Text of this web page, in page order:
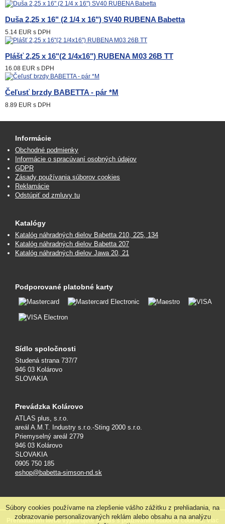
Duša 2,25 x 16" (2 1/4 x 16") SV40 RUBENA Babetta
5.14 EUR s DPH
Plášť 2,25 x 16"(2 1/4x16") RUBENA M03 26B TT
16.08 EUR s DPH
Čeľusť brzdy BABETTA - pár *M
8.89 EUR s DPH
Informácie
Obchodné podmienky
Informácie o spracúvaní osobných údajov
GDPR
Zásady používania súborov cookies
Reklamácie
Odstúpiť od zmluvy tu
Katalógy
Katalóg náhradných dielov Babetta 210, 225, 134
Katalóg náhradných dielov Babetta 207
Katalóg náhradných dielov Jawa 20, 21
Podporované platobné karty
Sídlo spoločnosti
Studená strana 737/7
946 03 Kolárovo
SLOVAKIA
Prevádzka Kolárovo
ATLAS plus, s.r.o.
areál A.M.T. Industry s.r.o.-Sting 2000 s.r.o.
Priemyselný areál 2779
946 03 Kolárovo
SLOVAKIA
0905 750 185
eshop@babetta-simson-nd.sk
Prehliadaním webu vyjadrujete súhlas s používaním súborov cookies. Viac
Súbory cookies používame na zlepšenie vášho zážitku z prehliadania, na
zobrazovanie personalizovaných reklám alebo obsahu a na analýzu